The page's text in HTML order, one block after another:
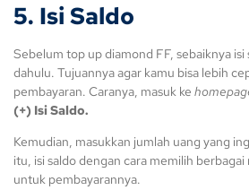
5. Isi Saldo
Sebelum top up diamond FF, sebaiknya isi
dahulu. Tujuannya agar kamu bisa lebih
pembayaran. Caranya, masuk ke
(+) Isi Saldo.
Kemudian, masukkan jumlah uang yang
itu, isi saldo dengan cara memilih
untuk pembayarannya.